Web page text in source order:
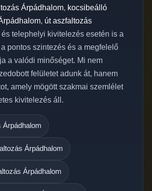
Árpádhalom, kocsibeálló
, út aszfaltozás
telephelyi kivitelezés esetén is a
pontos szintezés és a megfelelő
a valódi minőséget. Mi nem
felületet adunk át, hanem
amely mögött szakmai szemlélet
kivitelezés áll.
Árpádhalom
Árpádhalom
Árpádhalom